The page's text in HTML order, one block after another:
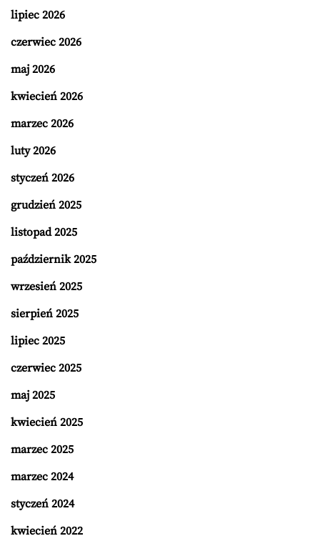
lipiec 2026
czerwiec 2026
maj 2026
kwiecień 2026
marzec 2026
luty 2026
styczeń 2026
grudzień 2025
listopad 2025
październik 2025
wrzesień 2025
sierpień 2025
lipiec 2025
czerwiec 2025
maj 2025
kwiecień 2025
marzec 2025
marzec 2024
styczeń 2024
kwiecień 2022